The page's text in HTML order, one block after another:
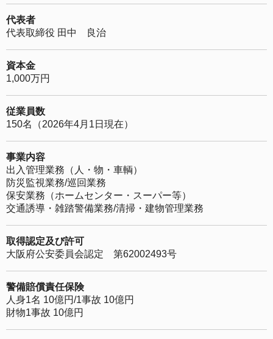
代表者
代表取締役 田中 良治
資本金
1,000万円
従業員数
150名（2026年4月1日現在）
事業内容
出入管理業務（人・物・車輌）
防災監視業務/巡回業務
保安業務（ホームセンター・スーパー等）
交通誘導・雑踏警備業務/清掃・建物管理業務
取得認定及び許可
大阪府公安委員会認定 第62002493号
警備賠償責任保険
人身1名 10億円/1事故 10億円
財物1事故 10億円